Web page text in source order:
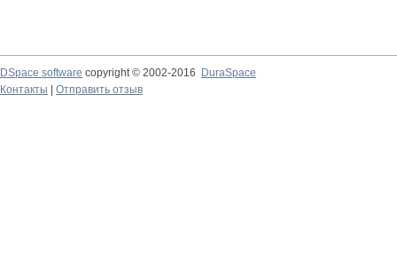
DSpace software copyright © 2002-2016
DuraSpace
Контакты
Отправить отзыв